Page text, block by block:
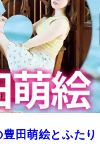
田萌絵とふたり